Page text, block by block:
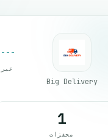
Big Delivery
عبر EGROW
1
محفزات